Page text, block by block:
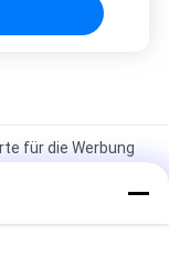
für die Werbung